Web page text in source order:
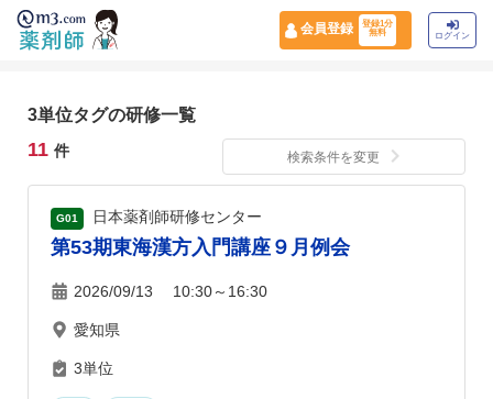
会員登録
登録1分
無料
ログイン
3単位タグの研修一覧
11 件 検索条件を変更
G01 日本薬剤師研修センター
第53期東海漢方入門講座９月例会
2026/09/13 10:30～16:30
愛知県
3単位